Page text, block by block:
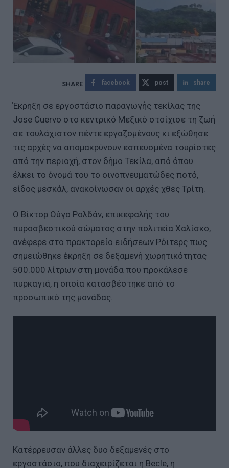
facebook post share
Έκρηξη σε εργοστάσιο παραγωγής τεκίλας της
Jose Cuervo στο κεντρικό Μεξικό στοίχισε τη ζωή
σε τουλάχιστον πέντε εργαζομένους κι εξώθησε
τις αρχές να απομακρύνουν εσπευσμένα τουρίστες
από την περιοχή, στον δήμο Τεκίλα, από όπου
έλκει το όνομά του το οινοπνευματώδες ποτό,
είδος μεσκάλ, ανακοίνωσαν οι αρχές χθες Τρίτη.
Ο Βίκτορ Ούγο Ρολδάν, επικεφαλής του
πυροσβεστικού σώματος στην πολιτεία Χαλίσκο,
ανέφερε στο πρακτορείο ειδήσεων Ρόιτερς πως
σημειώθηκε έκρηξη σε δεξαμενή χωρητικότητας
500.000 λίτρων στη μονάδα που προκάλεσε
πυρκαγιά, η οποία κατασβέστηκε από το
προσωπικό της μονάδας.
Κατέρρευσαν άλλες δυο δεξαμενές στο
εργοστάσιο, που διαχειρίζεται η Becle, η